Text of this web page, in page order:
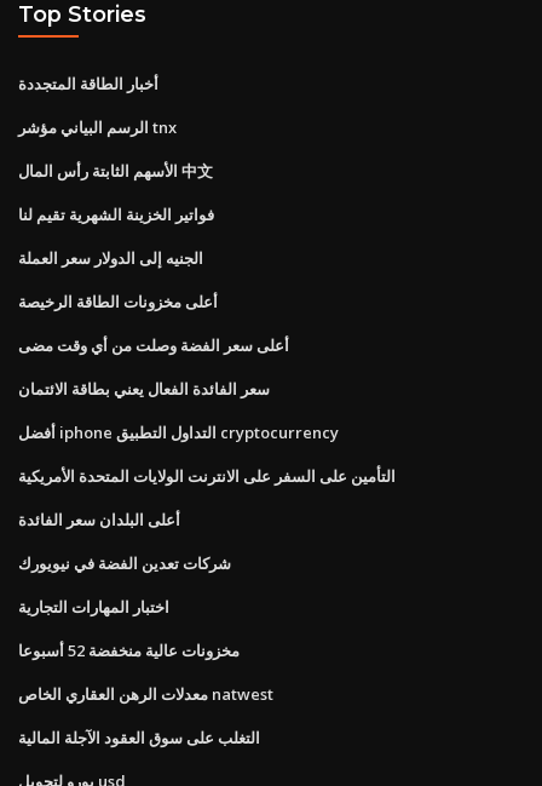
Top Stories
أخبار الطاقة المتجددة
الرسم البياني مؤشر tnx
الأسهم الثابتة رأس المال 中文
فواتير الخزينة الشهرية تقيم لنا
الجنيه إلى الدولار سعر العملة
أعلى مخزونات الطاقة الرخيصة
أعلى سعر الفضة وصلت من أي وقت مضى
سعر الفائدة الفعال يعني بطاقة الائتمان
أفضل iphone التداول التطبيق cryptocurrency
التأمين على السفر على الانترنت الولايات المتحدة الأمريكية
أعلى البلدان سعر الفائدة
شركات تعدين الفضة في نيويورك
اختبار المهارات التجارية
مخزونات عالية منخفضة 52 أسبوعا
معدلات الرهن العقاري الخاص natwest
التغلب على سوق العقود الآجلة المالية
يورو لتحويل usd